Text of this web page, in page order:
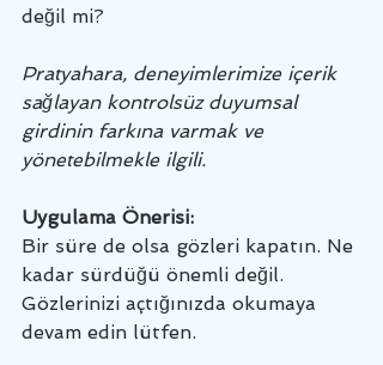
değil mi?
Pratyahara, deneyimlerimize içerik
sağlayan kontrolsüz duyumsal
girdinin farkına varmak ve
yönetebilmekle ilgili.
Uygulama Önerisi:
Bir süre de olsa gözleri kapatın. Ne
kadar sürdüğü önemli değil.
Gözlerinizi açtığınızda okumaya
devam edin lütfen.